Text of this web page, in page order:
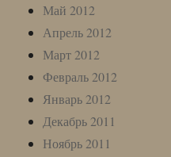
Май 2012
Апрель 2012
Март 2012
Февраль 2012
Январь 2012
Декабрь 2011
Ноябрь 2011